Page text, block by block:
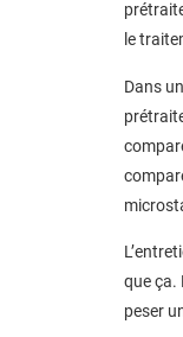
le
Dans
que ça.
peser